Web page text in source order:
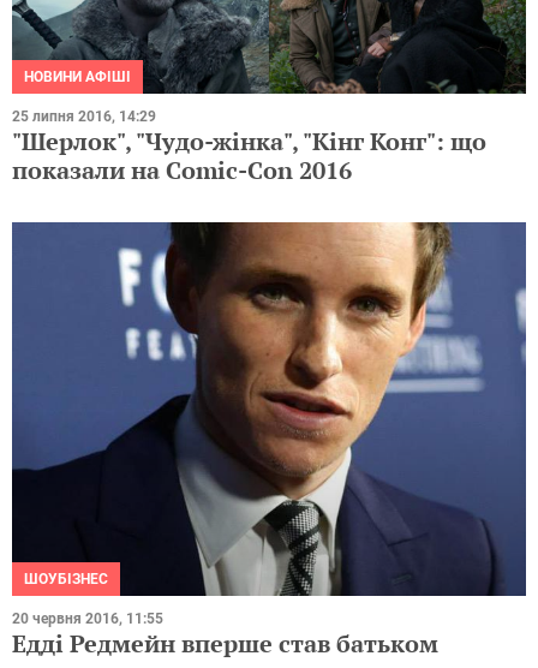
НОВИНИ АФІШІ
25 липня 2016, 14:29
"Шерлок", "Чудо-жінка", "Кінг Конг": що
показали на Comic-Con 2016
ШОУБІЗНЕС
20 червня 2016, 11:55
Едді Редмейн вперше став батьком